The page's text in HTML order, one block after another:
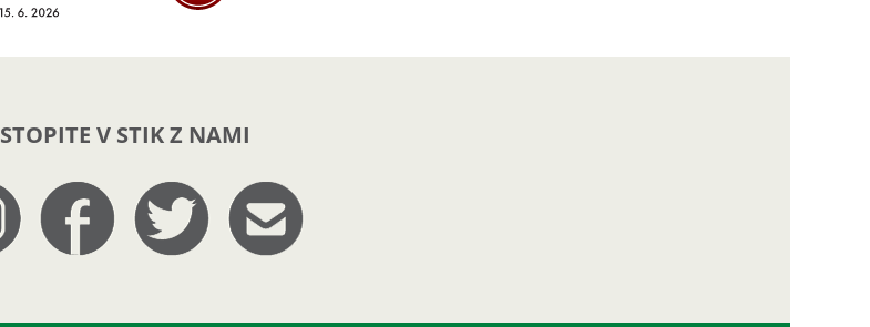
STOPITE V STIK Z NAMI